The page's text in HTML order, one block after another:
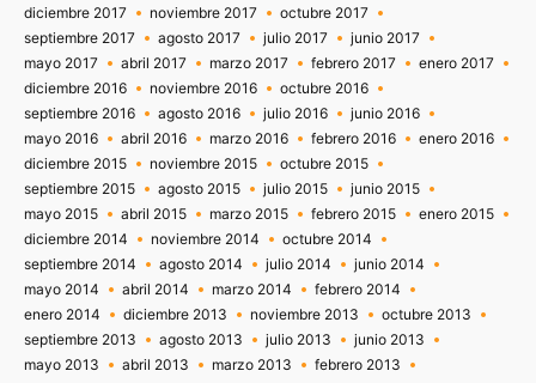
diciembre 2017
noviembre 2017
octubre 2017
septiembre 2017
agosto 2017 julio 2017
junio 2017
mayo 2017
abril 2017 marzo 2017 febrero 2017
enero 2017
diciembre 2016
noviembre 2016
octubre 2016
septiembre 2016
agosto 2016 julio 2016
junio 2016
mayo 2016
abril 2016 marzo 2016 febrero 2016
enero 2016
diciembre 2015
noviembre 2015
octubre 2015
septiembre 2015
agosto 2015 julio 2015
junio 2015
mayo 2015
abril 2015 marzo 2015 febrero 2015
enero 2015
diciembre 2014
noviembre 2014
octubre 2014
septiembre 2014
agosto 2014 julio 2014
junio 2014
mayo 2014
abril 2014 marzo 2014
febrero 2014
enero 2014
diciembre 2013 noviembre 2013
octubre 2013
septiembre 2013
agosto 2013 julio 2013
junio 2013
mayo 2013
abril 2013 marzo 2013
febrero 2013